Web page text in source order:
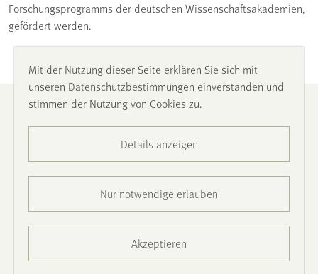
Forschungsprogramms der deutschen Wissenschaftsakademien,
gefördert werden.
Impressum
Presse
Mit der Nutzung dieser Seite erklären Sie sich mit
unseren Datenschutzbestimmungen einverstanden und
stimmen der Nutzung von Cookies zu.
Details anzeigen
Nur notwendige erlauben
Akzeptieren